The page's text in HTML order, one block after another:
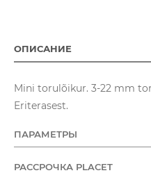
ОПИСАНИЕ
Mini torulõikur. 3-22 mm
Eriterasest.
ПАРАМЕТРЫ
РАССРОЧКА PLACET